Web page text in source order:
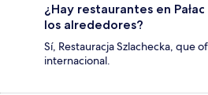
¿Hay restaurantes en
los alrededores?
Sí, Restauracja Szlachecka, que
internacional.